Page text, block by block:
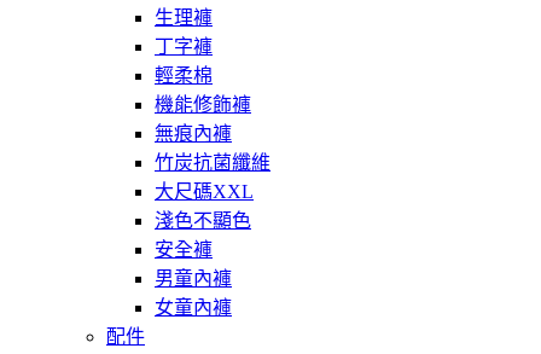
生理褲
丁字褲
輕柔棉
機能修飾褲
無痕內褲
竹炭抗菌纖維
大尺碼XXL
淺色不顯色
安全褲
男童內褲
女童內褲
配件